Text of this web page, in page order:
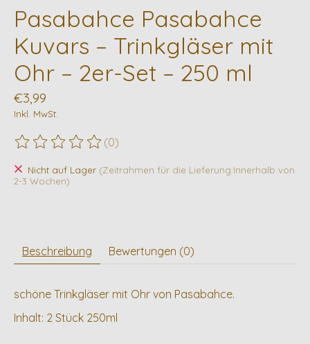
Pasabahce Pasabahce
Kuvars – Trinkgläser mit
Ohr – 2er-Set – 250 ml
€3,99
Inkl. MwSt.
Die Bewertung dieses Produkts ist
(0)
Nicht auf Lager (Zeitrahmen für die Lieferung:Innerhalb von
2-3 Wochen)
Beschreibung Bewertungen (0)
schöne Trinkgläser mit Ohr von Pasabahce.
Inhalt: 2 Stück 250ml